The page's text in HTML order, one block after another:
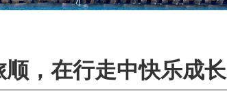
顺，在行走中快乐成长